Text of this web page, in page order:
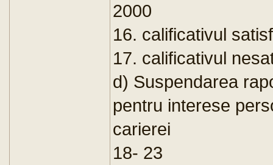
2000
16. calificativul
17. calificativul
d) Suspendarea
pentru interese
carierei
18- 23